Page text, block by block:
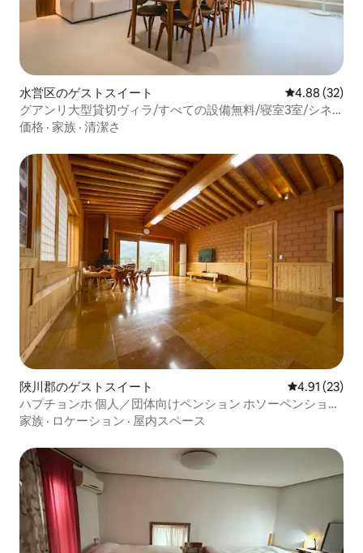
水営区のゲストスイート レビュー32
4.88 (32)
グアンリ大型貸切ヴィラ/すべての設備無料/寝室3室/シネ
マルーム/キッズルーム/ジャグジー/パーティーテーブル/ヒ
価格 · 家族 · 清潔さ
陜川郡のゲストスイート レビュー23
4.91 (23)
ハプチョンホ 個人／団体向けペンション ホソーペンション
高級ペンション ファンクトペンション - 電話予約で12.9%の
家族 · ロケーション · 屋内スペース